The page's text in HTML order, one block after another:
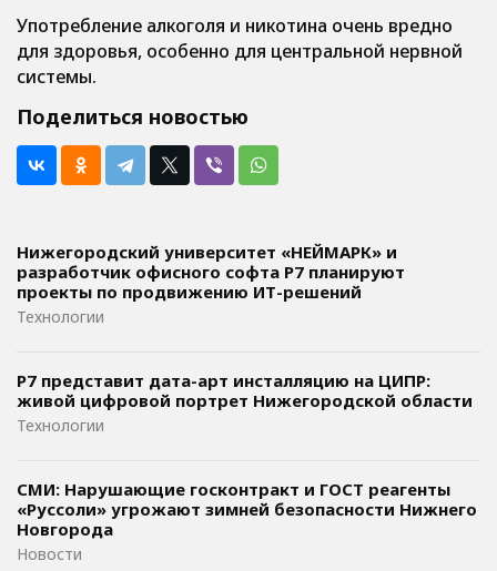
Употребление алкоголя и никотина очень вредно
для здоровья, особенно для центральной нервной
системы.
Поделиться новостью
Нижегородский университет «НЕЙМАРК» и
разработчик офисного софта P7 планируют
проекты по продвижению ИТ-решений
Технологии
Р7 представит дата-арт инсталляцию на ЦИПР:
живой цифровой портрет Нижегородской области
Технологии
СМИ: Нарушающие госконтракт и ГОСТ реагенты
«Руссоли» угрожают зимней безопасности Нижнего
Новгорода
Новости